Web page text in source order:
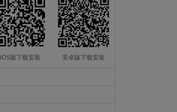
iOS版下载安装 安卓版下载安装